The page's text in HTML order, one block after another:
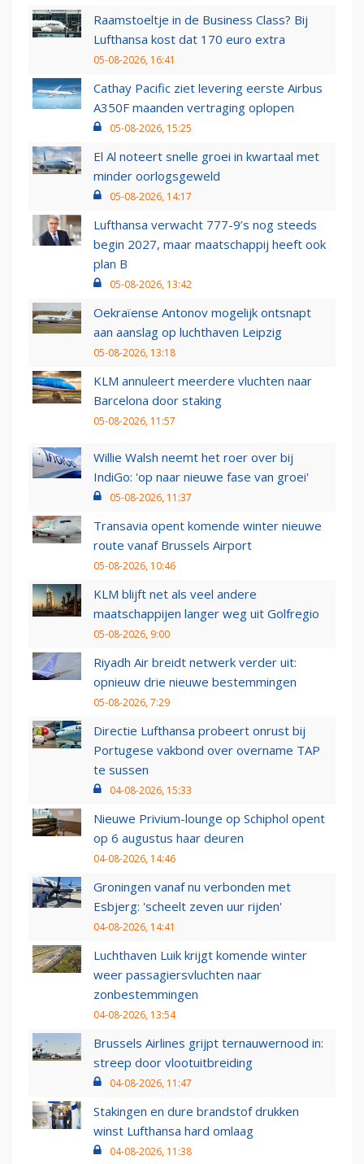
Raamstoeltje in de Business Class? Bij
Lufthansa kost dat 170 euro extra
05-08-2026, 16:41
Cathay Pacific ziet levering eerste Airbus
A350F maanden vertraging oplopen
05-08-2026, 15:25
El Al noteert snelle groei in kwartaal met
minder oorlogsgeweld
05-08-2026, 14:17
Lufthansa verwacht 777-9’s nog steeds
begin 2027, maar maatschappij heeft ook
plan B
05-08-2026, 13:42
Oekraïense Antonov mogelijk ontsnapt
aan aanslag op luchthaven Leipzig
05-08-2026, 13:18
KLM annuleert meerdere vluchten naar
Barcelona door staking
05-08-2026, 11:57
Willie Walsh neemt het roer over bij
IndiGo: 'op naar nieuwe fase van groei'
05-08-2026, 11:37
Transavia opent komende winter nieuwe
route vanaf Brussels Airport
05-08-2026, 10:46
KLM blijft net als veel andere
maatschappijen langer weg uit Golfregio
05-08-2026, 9:00
Riyadh Air breidt netwerk verder uit:
opnieuw drie nieuwe bestemmingen
05-08-2026, 7:29
Directie Lufthansa probeert onrust bij
Portugese vakbond over overname TAP
te sussen
04-08-2026, 15:33
Nieuwe Privium-lounge op Schiphol opent
op 6 augustus haar deuren
04-08-2026, 14:46
Groningen vanaf nu verbonden met
Esbjerg: 'scheelt zeven uur rijden'
04-08-2026, 14:41
Luchthaven Luik krijgt komende winter
weer passagiersvluchten naar
zonbestemmingen
04-08-2026, 13:54
Brussels Airlines grijpt ternauwernood in:
streep door vlootuitbreiding
04-08-2026, 11:47
Stakingen en dure brandstof drukken
winst Lufthansa hard omlaag
04-08-2026, 11:38